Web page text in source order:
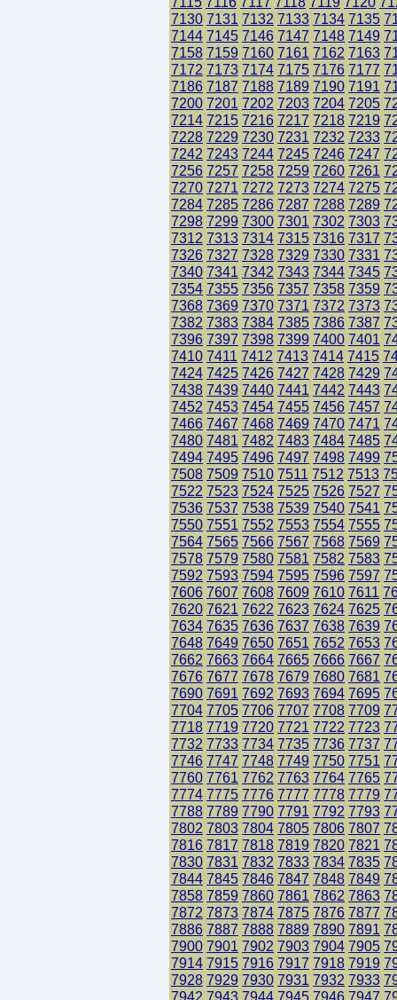
7130 7131 7132 7133 7134 7135
7144 7145 7146 7147 7148 7149
7158 7159 7160 7161 7162 7163
7172 7173 7174 7175 7176 7177
7186 7187 7188 7189 7190 7191
7200 7201 7202 7203 7204 7205
7214 7215 7216 7217 7218 7219
7228 7229 7230 7231 7232 7233
7242 7243 7244 7245 7246 7247
7256 7257 7258 7259 7260 7261
7270 7271 7272 7273 7274 7275
7284 7285 7286 7287 7288 7289
7298 7299 7300 7301 7302 7303
7312 7313 7314 7315 7316 7317
7326 7327 7328 7329 7330 7331
7340 7341 7342 7343 7344 7345
7354 7355 7356 7357 7358 7359
7368 7369 7370 7371 7372 7373
7382 7383 7384 7385 7386 7387
7396 7397 7398 7399 7400 7401
7410 7411 7412 7413 7414 7415
7424 7425 7426 7427 7428 7429
7438 7439 7440 7441 7442 7443
7452 7453 7454 7455 7456 7457
7466 7467 7468 7469 7470 7471
7480 7481 7482 7483 7484 7485
7494 7495 7496 7497 7498 7499
7508 7509 7510 7511 7512 7513
7522 7523 7524 7525 7526 7527
7536 7537 7538 7539 7540 7541
7550 7551 7552 7553 7554 7555
7564 7565 7566 7567 7568 7569
7578 7579 7580 7581 7582 7583
7592 7593 7594 7595 7596 7597
7606 7607 7608 7609 7610 7611
7620 7621 7622 7623 7624 7625
7634 7635 7636 7637 7638 7639
7648 7649 7650 7651 7652 7653
7662 7663 7664 7665 7666 7667
7676 7677 7678 7679 7680 7681
7690 7691 7692 7693 7694 7695
7704 7705 7706 7707 7708 7709
7718 7719 7720 7721 7722 7723
7732 7733 7734 7735 7736 7737
7746 7747 7748 7749 7750 7751
7760 7761 7762 7763 7764 7765
7774 7775 7776 7777 7778 7779
7788 7789 7790 7791 7792 7793
7802 7803 7804 7805 7806 7807
7816 7817 7818 7819 7820 7821
7830 7831 7832 7833 7834 7835
7844 7845 7846 7847 7848 7849
7858 7859 7860 7861 7862 7863
7872 7873 7874 7875 7876 7877
7886 7887 7888 7889 7890 7891
7900 7901 7902 7903 7904 7905
7914 7915 7916 7917 7918 7919
7928 7929 7930 7931 7932 7933
7942 7943 7944 7945 7946 7947